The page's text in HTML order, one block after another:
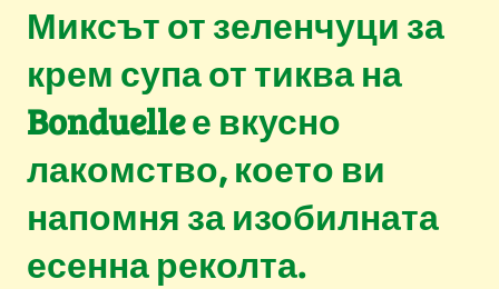
Миксът от зеленчуци за
крем супа от тиква на
Bonduelle е вкусно
лакомство, което ви
напомня за изобилната
есенна реколта.